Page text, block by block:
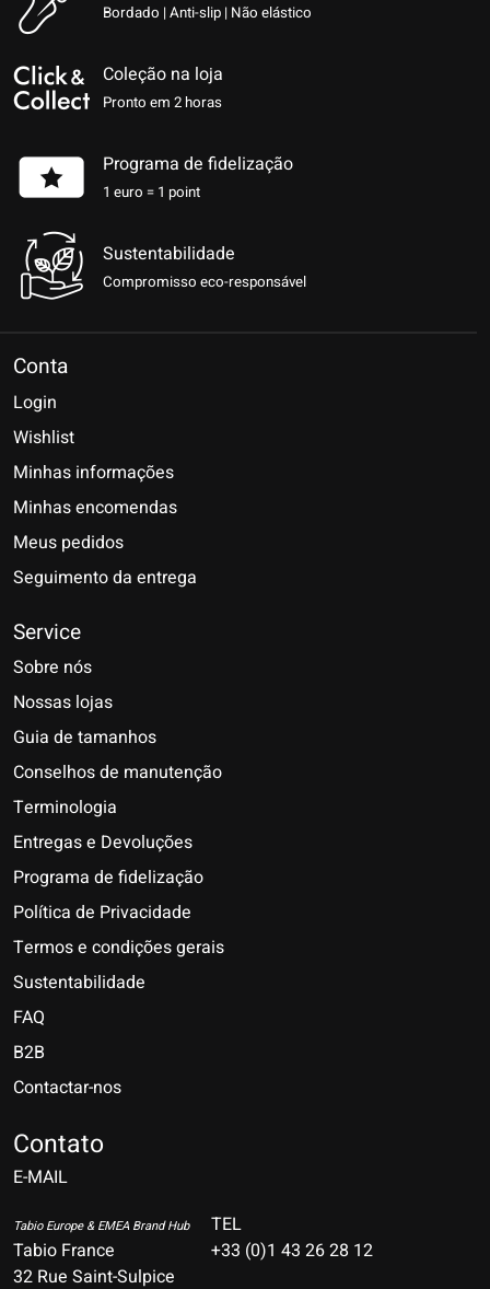
Bordado | Anti-slip | Não elástico
Coleção na loja
Pronto em 2 horas
Programa de fidelização
1 euro = 1 point
Sustentabilidade
Compromisso eco-responsável
Conta
Login
Wishlist
Minhas informações
Minhas encomendas
Meus pedidos
Seguimento da entrega
Service
Sobre nós
Nossas lojas
Guia de tamanhos
Conselhos de manutenção
Terminologia
Entregas e Devoluções
Programa de fidelização
Política de Privacidade
Termos e condições gerais
Sustentabilidade
FAQ
B2B
Contactar-nos
Contato
E-MAIL
Tabio Europe & EMEA Brand Hub
Tabio France
32 Rue Saint-Sulpice
TEL
+33 (0)1 43 26 28 12